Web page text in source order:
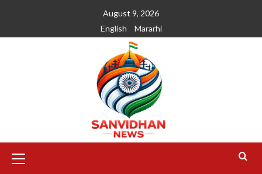
August 9, 2026
English
Mararhi